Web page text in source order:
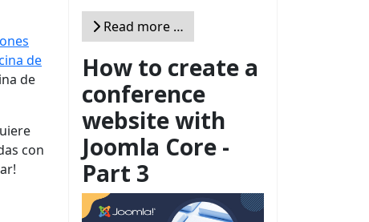
de
de
con
Read more …
How to create a
conference
website with
Joomla Core -
Part 3